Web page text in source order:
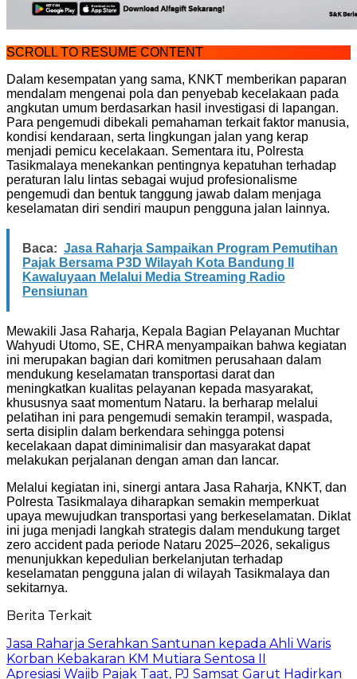
SCROLL TO RESUME CONTENT
Dalam kesempatan yang sama, KNKT memberikan paparan
mendalam mengenai pola dan penyebab kecelakaan pada
angkutan umum berdasarkan hasil investigasi di lapangan.
Para pengemudi dibekali pemahaman terkait faktor manusia,
kondisi kendaraan, serta lingkungan jalan yang kerap
menjadi pemicu kecelakaan. Sementara itu, Polresta
Tasikmalaya menekankan pentingnya kepatuhan terhadap
peraturan lalu lintas sebagai wujud profesionalisme
pengemudi dan bentuk tanggung jawab dalam menjaga
keselamatan diri sendiri maupun pengguna jalan lainnya.
Baca: Jasa Raharja Sampaikan Program Pemutihan
Pajak Bersama P3D Wilayah Kota Bandung II
Kawaluyaan Melalui Media Streaming Radio
Pensiunan
Mewakili Jasa Raharja, Kepala Bagian Pelayanan Muchtar
Wahyudi Utomo, SE, CHRA menyampaikan bahwa kegiatan
ini merupakan bagian dari komitmen perusahaan dalam
mendukung keselamatan transportasi darat dan
meningkatkan kualitas pelayanan kepada masyarakat,
khususnya saat momentum Nataru. Ia berharap melalui
pelatihan ini para pengemudi semakin terampil, waspada,
serta disiplin dalam berkendara sehingga potensi
kecelakaan dapat diminimalisir dan masyarakat dapat
melakukan perjalanan dengan aman dan lancar.
Melalui kegiatan ini, sinergi antara Jasa Raharja, KNKT, dan
Polresta Tasikmalaya diharapkan semakin memperkuat
upaya mewujudkan transportasi yang berkeselamatan. Diklat
ini juga menjadi langkah strategis dalam mendukung target
zero accident pada periode Nataru 2025–2026, sekaligus
menunjukkan kepedulian berkelanjutan terhadap
keselamatan pengguna jalan di wilayah Tasikmalaya dan
sekitarnya.
Berita Terkait
Jasa Raharja Serahkan Santunan kepada Ahli Waris
Korban Kebakaran KM Mutiara Sentosa II
Apresiasi Wajib Pajak Taat, PJ Samsat Garut Hadirkan